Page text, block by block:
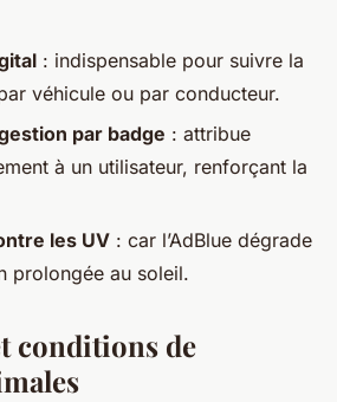
: indispensable pour suivre la
véhicule ou par conducteur.
par badge : attribue
à un utilisateur, renforçant la
les UV : car l’AdBlue dégrade
prolongée au soleil.
conditions de